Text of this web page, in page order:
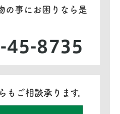
の事にお困りなら是
もご相談承ります。